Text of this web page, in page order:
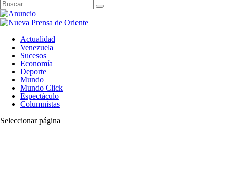
Actualidad
Venezuela
Sucesos
Economía
Deporte
Mundo
Mundo Click
Espectáculo
Columnistas
Seleccionar página